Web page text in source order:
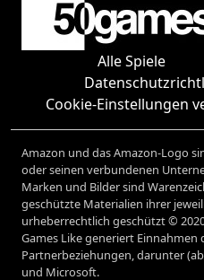
Alle Spiele
Cookie-Einstellungen
Amazon und das Amazon-Logo
oder seinen verbundenen
Marken und Bilder sind
geschützte Materialien ihrer
urheberrechtlich geschützt ©
Games Like generiert Einnahmen
Partnerbeziehungen, darunter
und Microsoft.